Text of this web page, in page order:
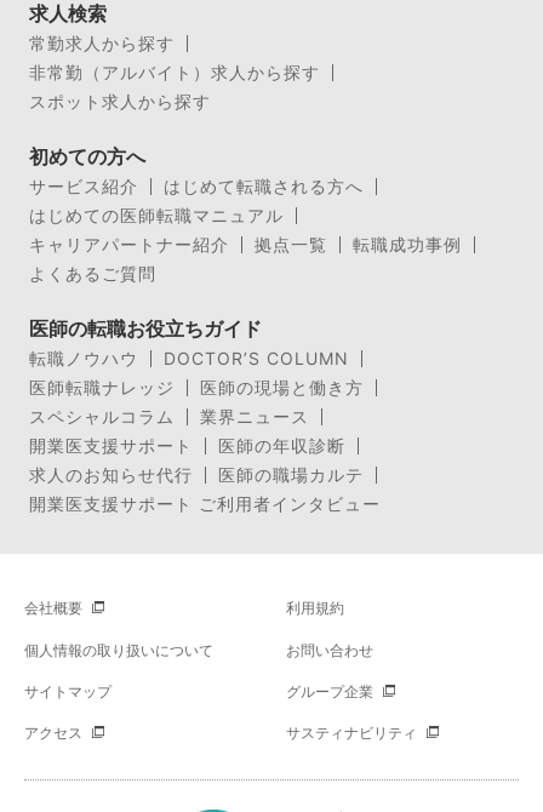
求人検索
常勤求人から探す
非常勤（アルバイト）求人から探す
スポット求人から探す
初めての方へ
サービス紹介
はじめて転職される方へ
はじめての医師転職マニュアル
キャリアパートナー紹介
拠点一覧
転職成功事例
よくあるご質問
医師の転職お役立ちガイド
転職ノウハウ
DOCTOR’S COLUMN
医師転職ナレッジ
医師の現場と働き方
スペシャルコラム
業界ニュース
開業医支援サポート
医師の年収診断
求人のお知らせ代行
医師の職場カルテ
開業医支援サポート ご利用者インタビュー
会社概要 利用規約
個人情報の取り扱いについて お問い合わせ
サイトマップ グループ企業
アクセス サスティナビリティ